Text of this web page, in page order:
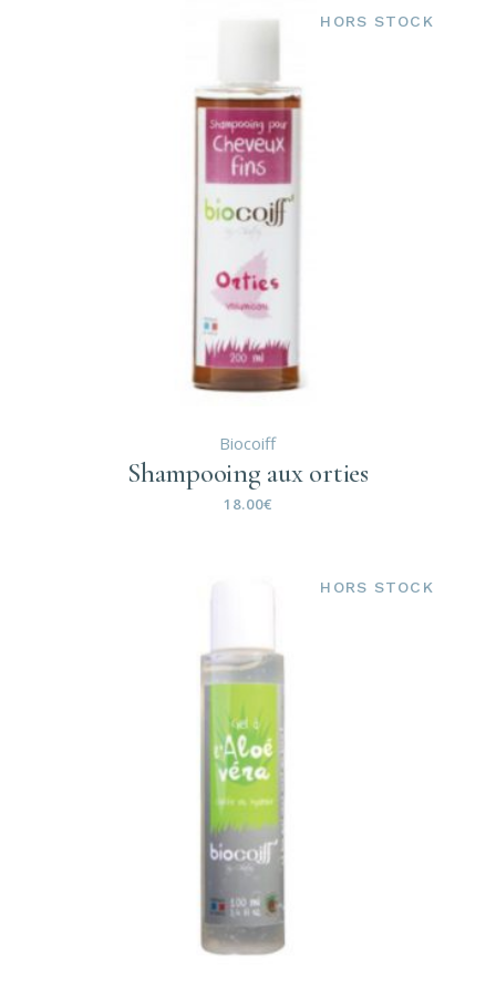
HORS STOCK
Biocoiff
Shampooing aux orties
18.00€
HORS STOCK